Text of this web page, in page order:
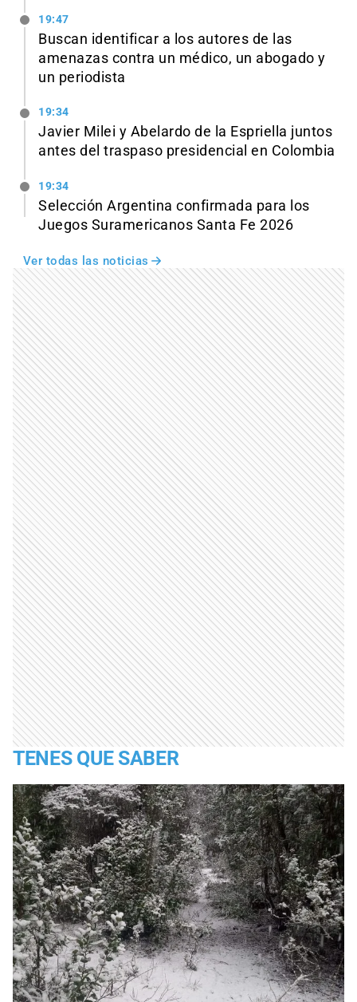
19:47
Buscan identificar a los autores de las
amenazas contra un médico, un abogado y
un periodista
19:34
Javier Milei y Abelardo de la Espriella juntos
antes del traspaso presidencial en Colombia
19:34
Selección Argentina confirmada para los
Juegos Suramericanos Santa Fe 2026
Ver todas las noticias
TENES QUE SABER